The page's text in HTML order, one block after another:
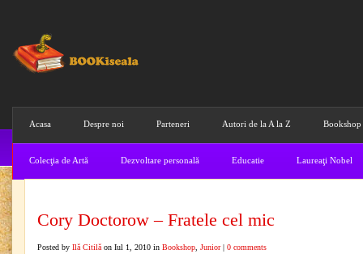
Acasa Despre noi Parteneri Autori de la A la Z Bookshop
Colecţia de Artă Dezvoltare personală Educatie Laureaţi Nobel
Cory Doctorow – Fratele cel mic
Posted by Ilă Citilă on Iul 1, 2010 in Bookshop Junior| 0 comments